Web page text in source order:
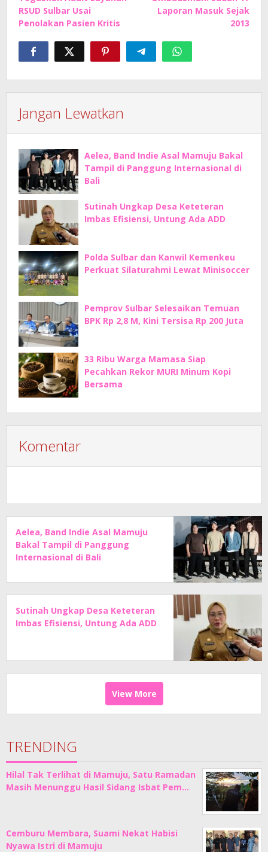
RSUD Sulbar Usai
Penolakan Pasien Kritis
Laporan Masuk Sejak
2013
Jangan Lewatkan
Aelea, Band Indie Asal Mamuju Bakal
Tampil di Panggung Internasional di
Bali
Sutinah Ungkap Desa Keteteran
Imbas Efisiensi, Untung Ada ADD
Polda Sulbar dan Kanwil Kemenkeu
Perkuat Silaturahmi Lewat Minisoccer
Pemprov Sulbar Selesaikan Temuan
BPK Rp 2,8 M, Kini Tersisa Rp 200 Juta
33 Ribu Warga Mamasa Siap
Pecahkan Rekor MURI Minum Kopi
Bersama
Komentar
Aelea, Band Indie Asal Mamuju
Bakal Tampil di Panggung
Internasional di Bali
Sutinah Ungkap Desa Keteteran
Imbas Efisiensi, Untung Ada ADD
View More
TRENDING
Hilal Tak Terlihat di Mamuju, Satu Ramadan
Masih Menunggu Hasil Sidang Isbat Pem…
Cemburu Membara, Suami Nekat Habisi
Nyawa Istri di Mamuju